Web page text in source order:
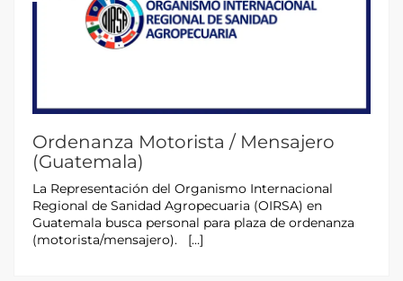
Ordenanza Motorista / Mensajero
(Guatemala)
La Representación del Organismo Internacional
Regional de Sanidad Agropecuaria (OIRSA) en
Guatemala busca personal para plaza de ordenanza
(motorista/mensajero). […]